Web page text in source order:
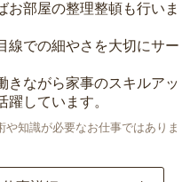
お部屋の整理整頓も行いま
線での細やさを大切にサー
きながら家事のスキルアッ
しています。
知識が必要なお仕事ではありま